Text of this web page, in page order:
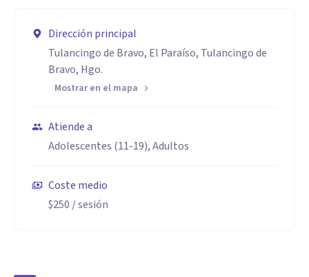
Dirección principal
Tulancingo de Bravo, El Paraíso, Tulancingo de
Bravo, Hgo.
Mostrar en el mapa
Atiende a
Adolescentes (11-19), Adultos
Coste medio
$250 / sesión